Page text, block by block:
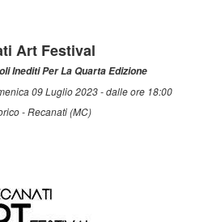
Art Festival
Inediti Per La Quarta Edizione
09 Luglio 2023 - dalle ore 18:00
- Recanati (MC)